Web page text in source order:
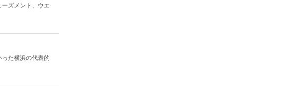
ズメント、ウエ
た横浜の代表的